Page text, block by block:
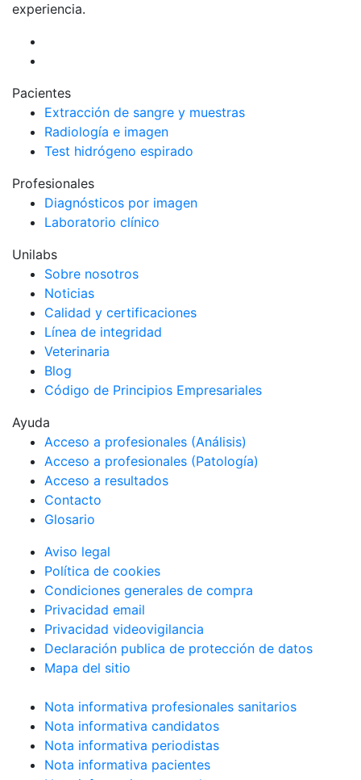
experiencia.
Pacientes
Extracción de sangre y muestras
Radiología e imagen
Test hidrógeno espirado
Profesionales
Diagnósticos por imagen
Laboratorio clínico
Unilabs
Sobre nosotros
Noticias
Calidad y certificaciones
Línea de integridad
Veterinaria
Blog
Código de Principios Empresariales
Ayuda
Acceso a profesionales (Análisis)
Acceso a profesionales (Patología)
Acceso a resultados
Contacto
Glosario
Aviso legal
Política de cookies
Condiciones generales de compra
Privacidad email
Privacidad videovigilancia
Declaración publica de protección de datos
Mapa del sitio
Nota informativa profesionales sanitarios
Nota informativa candidatos
Nota informativa periodistas
Nota informativa pacientes